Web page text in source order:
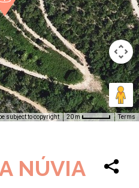
subject to copyright 20 m Terms
NÚVIA